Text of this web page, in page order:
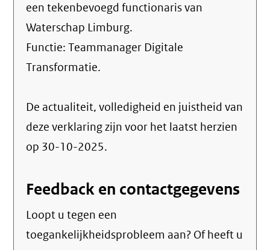
een tekenbevoegd functionaris van
Waterschap Limburg.
Functie:Teammanager Digitale
Transformatie.
De actualiteit, volledigheid en juistheid van
deze verklaring zijn voor het laatst herzien
op 30-10-2025.
Feedback en contactgegevens
Loopt u tegen een
toegankelijkheidsprobleem aan? Of heeft u